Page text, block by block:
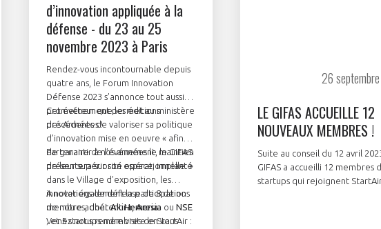
d’innovation appliquée à la
défense - du 23 au 25
novembre 2023 à Paris
Rendez-vous incontournable depuis
quatre ans, le Forum Innovation
Défense 2023 s’annonce tout aussi
prometteur que les éditions
précédentes !
Cet événement permet au ministère
des Armées de valoriser sa politique
d’innovation mise en oeuvre « afin
de garantir à nos armées le maintien
de leur supériorité opérationnelle. »
Partenaire de l’événement, le GIFAS
présentera sur son espace, implanté
dans le Village d’exposition, les
innovations de défense de 8 de nos
membres, dontAkira,Aresia ou NSE
; et 5 startups membres de StartAir :
A noter également la participation
de notre adhérentHemeria.
Venez nous rendre visite en vous
26
LE GIFAS ACCUEILLE 12
NOUVEAUX MEMBRES !
Suite au conseil du 12 avril
GIFAS a accueilli 12 membres
startups qui rejoignent